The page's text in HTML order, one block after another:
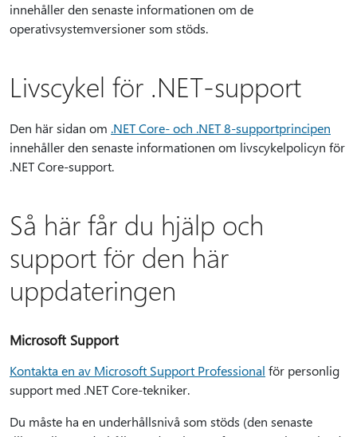
innehåller den senaste informationen om de
operativsystemversioner som stöds.
Livscykel för .NET-support
Den här sidan om .NET Core- och .NET 8-supportprincipen
innehåller den senaste informationen om livscykelpolicyn för
.NET Core-support.
Så här får du hjälp och
support för den här
uppdateringen
Microsoft Support
Kontakta en av Microsoft Support Professional för personlig
support med .NET Core-tekniker.
Du måste ha en underhållsnivå som stöds (den senaste